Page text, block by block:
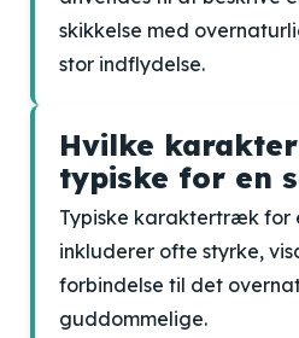
skikkelse med
stor indflydelse.
Hvilke
typiske for en
Typiske karaktertræk for
inkluderer ofte styrke,
forbindelse til det
guddommelige.